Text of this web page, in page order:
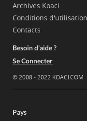
Archives Koaci
Conditions d'utilisation
Contacts
Besoin d'aide ?
Se Connecter
© 2008 - 2022 KOACI.COM
Pays